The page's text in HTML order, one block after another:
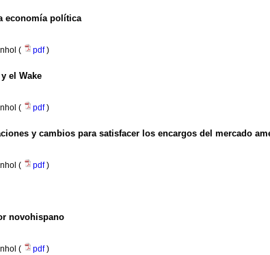
economía política
( pdf)
el Wake
( pdf)
y cambios para satisfacer los encargos del mercado
( pdf)
novohispano
( pdf)